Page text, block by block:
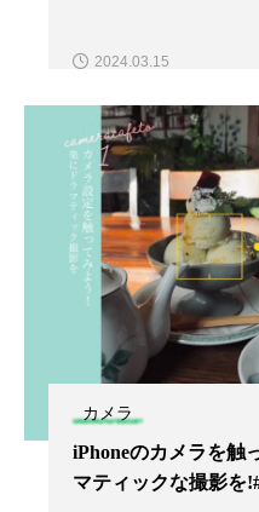
2024.03.15
カメラ
iPhoneのカメラを触
マティックな撮影を